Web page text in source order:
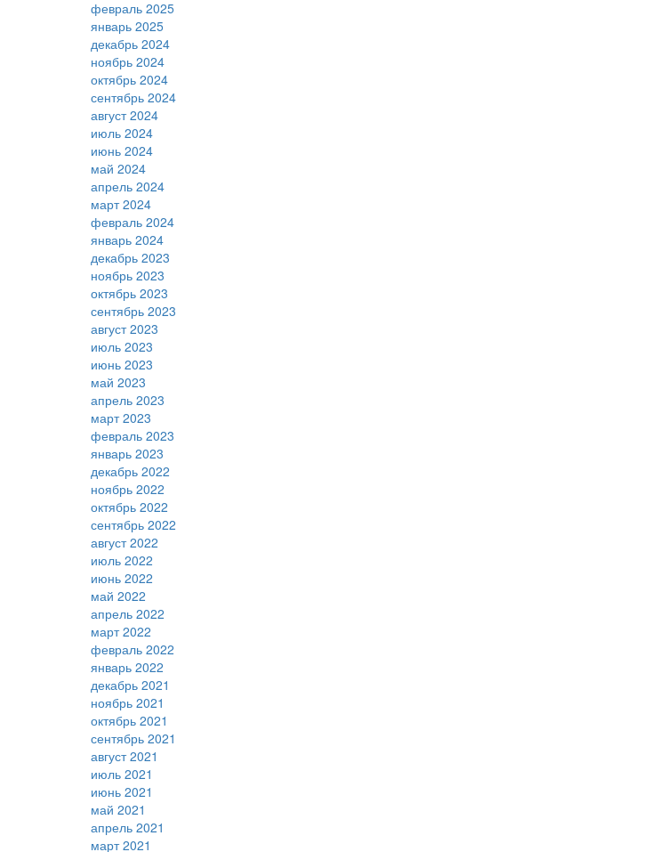
февраль 2025
январь 2025
декабрь 2024
ноябрь 2024
октябрь 2024
сентябрь 2024
август 2024
июль 2024
июнь 2024
май 2024
апрель 2024
март 2024
февраль 2024
январь 2024
декабрь 2023
ноябрь 2023
октябрь 2023
сентябрь 2023
август 2023
июль 2023
июнь 2023
май 2023
апрель 2023
март 2023
февраль 2023
январь 2023
декабрь 2022
ноябрь 2022
октябрь 2022
сентябрь 2022
август 2022
июль 2022
июнь 2022
май 2022
апрель 2022
март 2022
февраль 2022
январь 2022
декабрь 2021
ноябрь 2021
октябрь 2021
сентябрь 2021
август 2021
июль 2021
июнь 2021
май 2021
апрель 2021
март 2021